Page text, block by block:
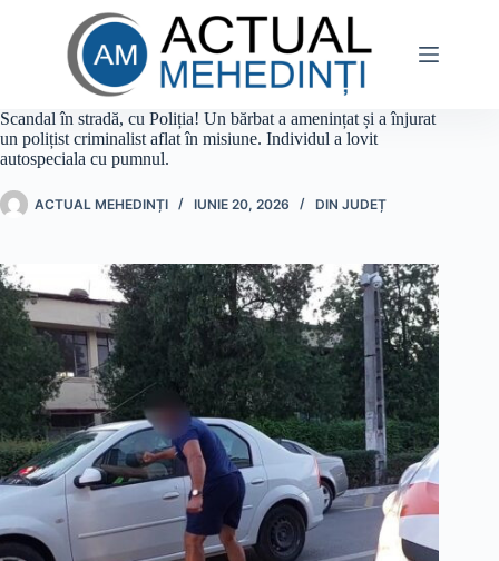
Scandal în stradă, cu Poliția! Un bărbat a amenințat și a înjurat
un polițist criminalist aflat în misiune. Individul a lovit
autospeciala cu pumnul.
ACTUAL MEHEDINȚI IUNIE 20, 2026 DIN JUDEȚ